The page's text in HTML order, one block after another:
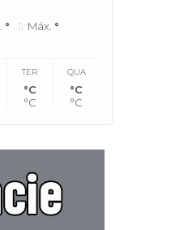
° Máx. °
TER
°C
°C
QUA
°C
°C